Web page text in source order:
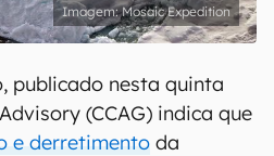
Mosaic Expedition
publicado nesta quinta
(CCAG) indica que
e derretimento da